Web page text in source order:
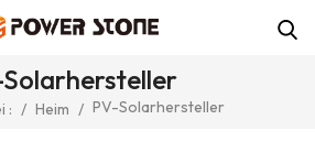
: / Heim / PV-Solarhersteller